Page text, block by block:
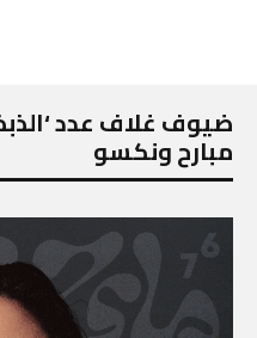
مبارح ونكسو